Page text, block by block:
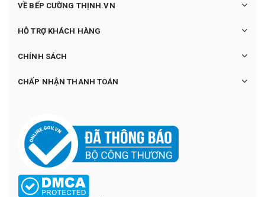
VỀ BẾP CƯỜNG THỊNH.VN
HỖ TRỢ KHÁCH HÀNG
CHÍNH SÁCH
CHẤP NHẬN THANH TOÁN